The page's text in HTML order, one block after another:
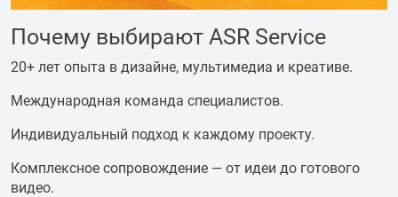
Почему выбирают ASR Service
20+ лет опыта в дизайне, мультимедиа и креативе.
Международная команда специалистов.
Индивидуальный подход к каждому проекту.
Комплексное сопровождение — от идеи до готового
видео.